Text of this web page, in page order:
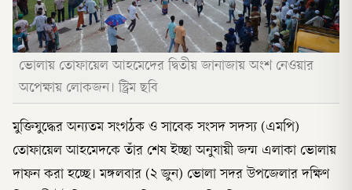
ভোলায় তোফায়েল আহমেদের দ্বিতীয় জানাজায় অংশ নেওয়ার
অপেক্ষায় লোকজন। স্ট্রিম ছবি
মুক্তিযুদ্ধের অন্যতম সংগঠক ও সাবেক সংসদ সদস্য (এমপি)
তোফায়েল আহমেদকে তাঁর শেষ ইচ্ছা অনুযায়ী জন্ম এলাকা ভোলায়
দাফন করা হচ্ছে। মঙ্গলবার (২ জুন) ভোলা সদর উপজেলার দক্ষিণ